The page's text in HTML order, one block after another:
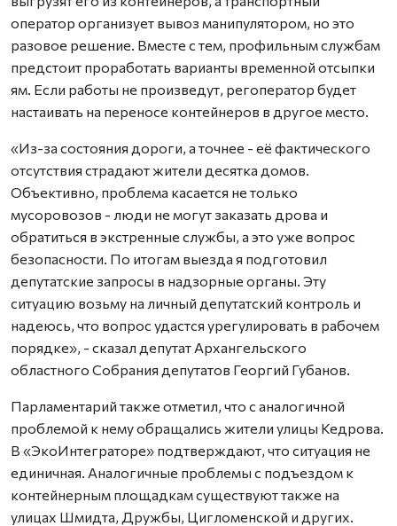
оператор организует вывоз манипулятором, но это
разовое решение. Вместе с тем, профильным службам
предстоит проработать варианты временной отсыпки
ям. Если работы не произведут, регоператор будет
настаивать на переносе контейнеров в другое место.
«Из-за состояния дороги, а точнее - её фактического
отсутствия страдают жители десятка домов.
Объективно, проблема касается не только
мусоровозов - люди не могут заказать дрова и
обратиться в экстренные службы, а это уже вопрос
безопасности. По итогам выезда я подготовил
депутатские запросы в надзорные органы. Эту
ситуацию возьму на личный депутатский контроль и
надеюсь, что вопрос удастся урегулировать в рабочем
порядке», - сказал депутат Архангельского
областного Собрания депутатов Георгий Губанов.
Парламентарий также отметил, что с аналогичной
проблемой к нему обращались жители улицы Кедрова.
В «ЭкоИнтеграторе» подтверждают, что ситуация не
единичная. Аналогичные проблемы с подъездом к
контейнерным площадкам существуют также на
улицах Шмидта, Дружбы, Цигломенской и других.